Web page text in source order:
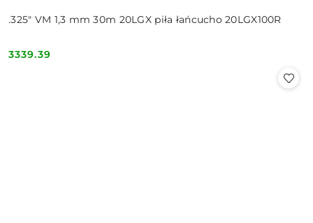
.325" VM 1,3 mm 30m 20LGX piła łańcucho 20LGX100R
Cena:
3339.39